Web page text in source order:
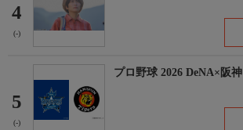
4
(-)
5
(-)
プロ野球 2026 DeNA×阪神